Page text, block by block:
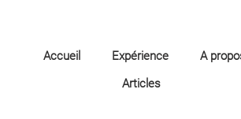
Accueil Expérience A
Articles